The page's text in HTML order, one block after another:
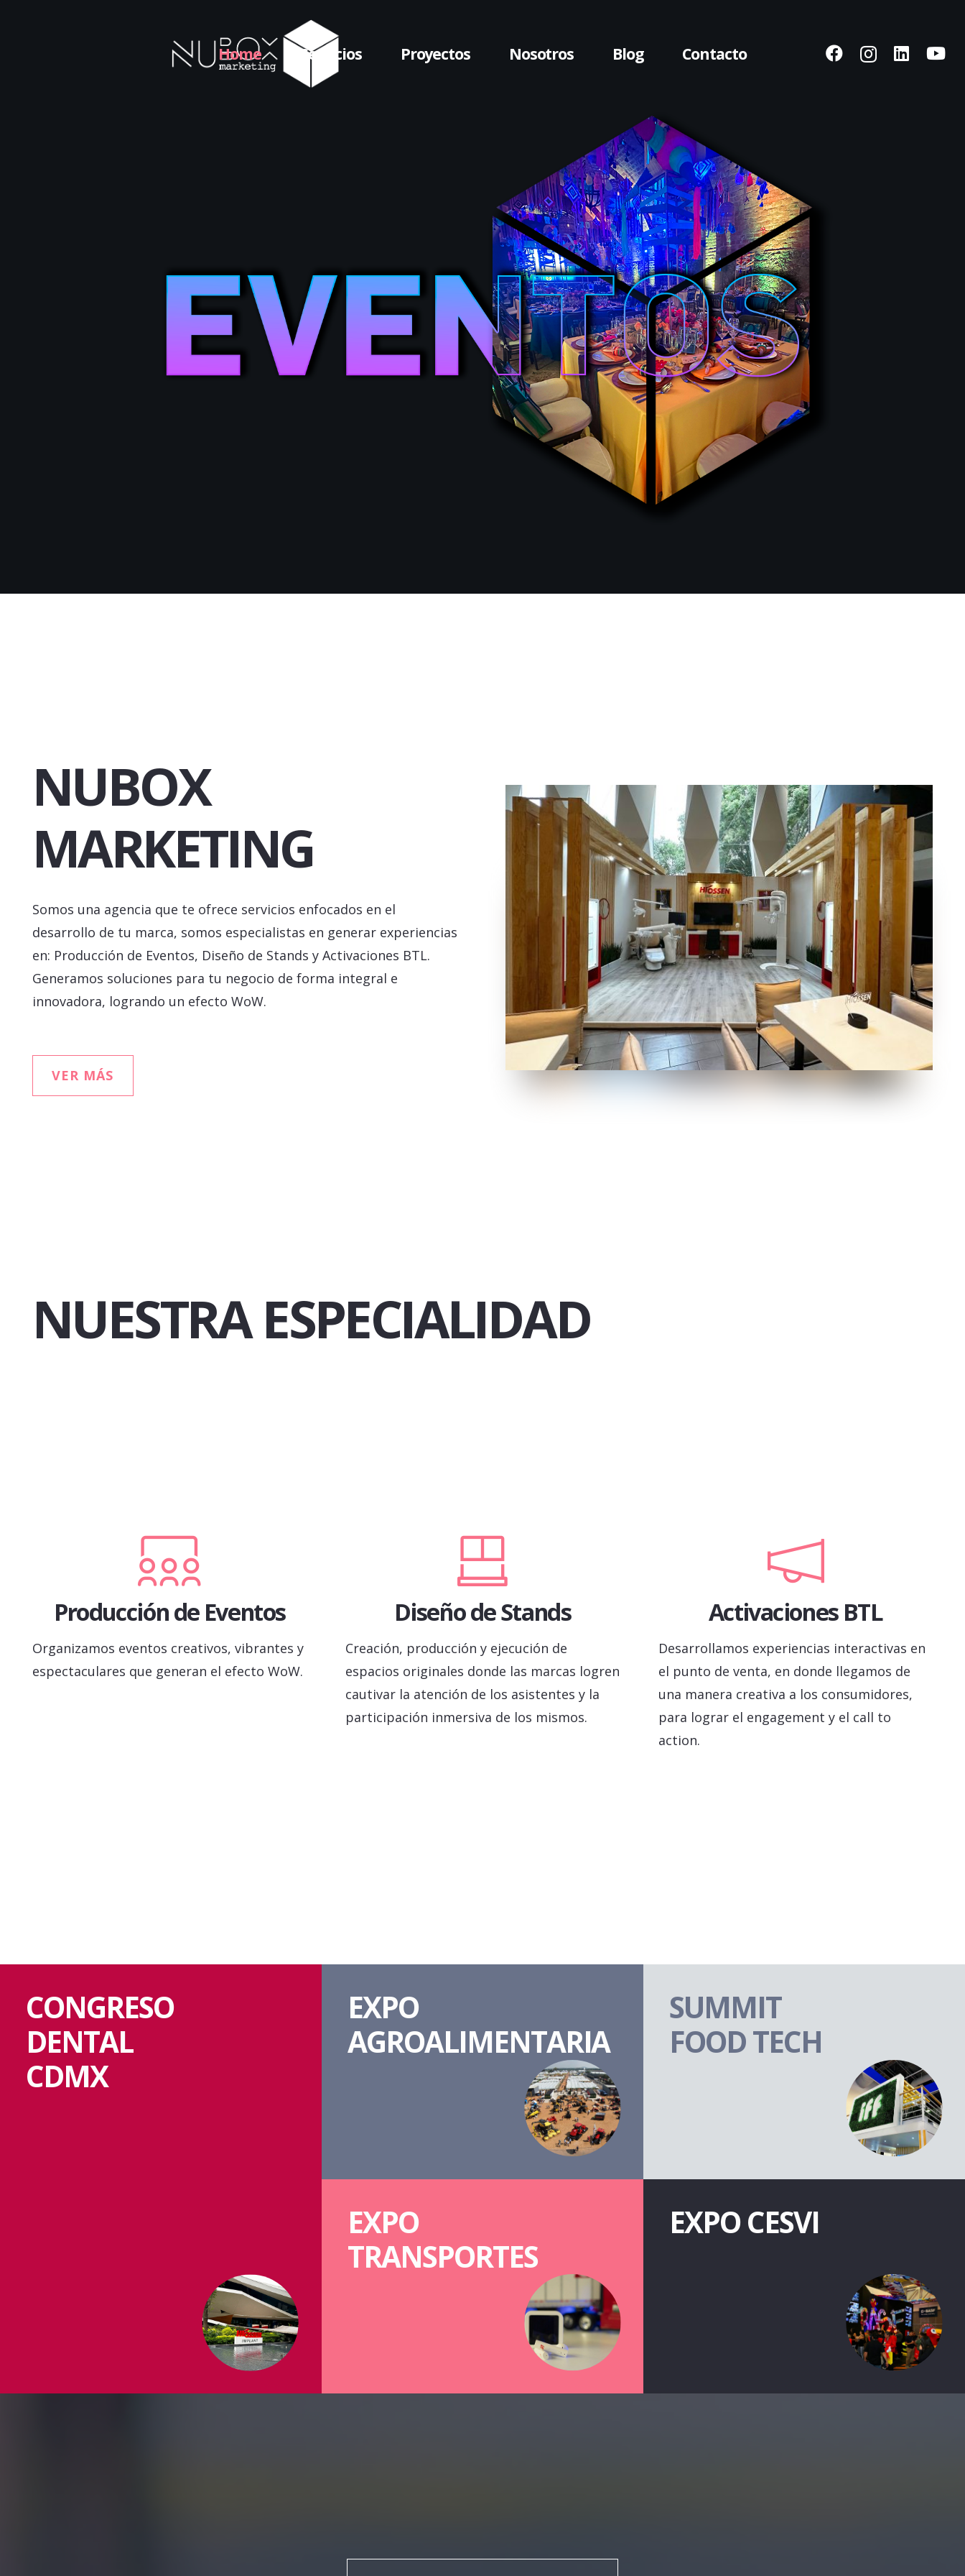
Home Servicios Proyectos Nosotros Blog Contacto
NUBOX
MARKETING
Somos una agencia que te ofrece servicios enfocados en el
desarrollo de tu marca, somos especialistas en generar experiencias
en: Producción de Eventos, Diseño de Stands y Activaciones BTL.
Generamos soluciones para tu negocio de forma integral e
innovadora, logrando un efecto WoW.
VER MÁS
NUESTRA ESPECIALIDAD
Producción de Eventos
Organizamos eventos creativos, vibrantes y
espectaculares que generan el efecto WoW.
Diseño de Stands
Creación, producción y ejecución de
espacios originales donde las marcas logren
cautivar la atención de los asistentes y la
participación inmersiva de los mismos.
Activaciones BTL
Desarrollamos experiencias interactivas en
el punto de venta, en donde llegamos de
una manera creativa a los consumidores,
para lograr el engagement y el call to
action.
CONGRESO
DENTAL
CDMX
EXPO
AGROALIMENTARIA
SUMMIT
FOOD TECH
EXPO
TRANSPORTES
EXPO CESVI